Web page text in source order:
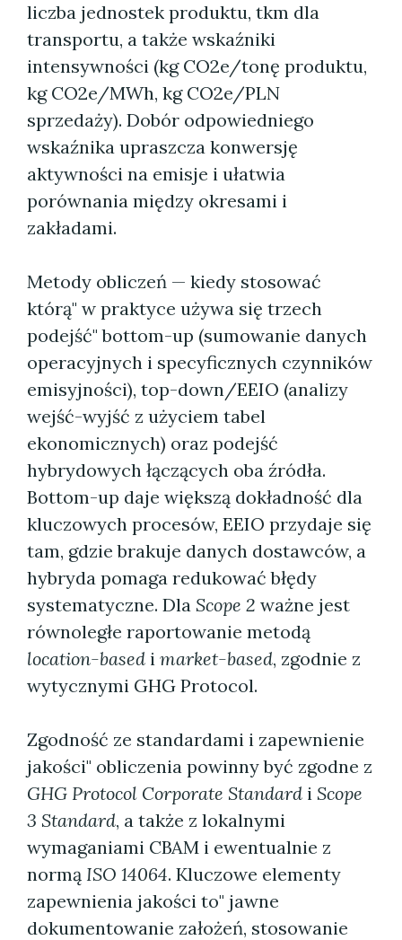
liczba jednostek produktu, tkm dla
transportu, a także wskaźniki
intensywności (kg CO2e/tonę produktu,
kg CO2e/MWh, kg CO2e/PLN
sprzedaży). Dobór odpowiedniego
wskaźnika upraszcza konwersję
aktywności na emisje i ułatwia
porównania między okresami i
zakładami.
Metody obliczeń — kiedy stosować
którą" w praktyce używa się trzech
podejść" bottom-up (sumowanie danych
operacyjnych i specyficznych czynników
emisyjności), top-down/EEIO (analizy
wejść-wyjść z użyciem tabel
ekonomicznych) oraz podejść
hybrydowych łączących oba źródła.
Bottom-up daje większą dokładność dla
kluczowych procesów, EEIO przydaje się
tam, gdzie brakuje danych dostawców, a
hybryda pomaga redukować błędy
systematyczne. Dla Scope 2 ważne jest
równoległe raportowanie metodą
location-based i market-based, zgodnie z
wytycznymi GHG Protocol.
Zgodność ze standardami i zapewnienie
jakości" obliczenia powinny być zgodne z
GHG Protocol Corporate Standard i Scope
3 Standard, a także z lokalnymi
wymaganiami CBAM i ewentualnie z
normą ISO 14064. Kluczowe elementy
zapewnienia jakości to" jawne
dokumentowanie założeń, stosowanie